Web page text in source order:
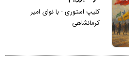
کلیپ استوری - با نوای امیر
کرمانشاهی